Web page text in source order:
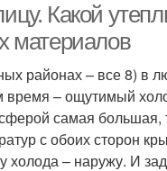
Какой
материалов
районах – все 8)
– ощутимый
самая большая,
с обоих сторон
холода – наружу. И